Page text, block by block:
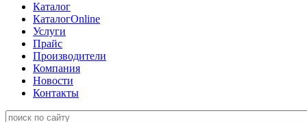
Каталог
КаталогOnline
Услуги
Прайс
Производители
Компания
Новости
Контакты